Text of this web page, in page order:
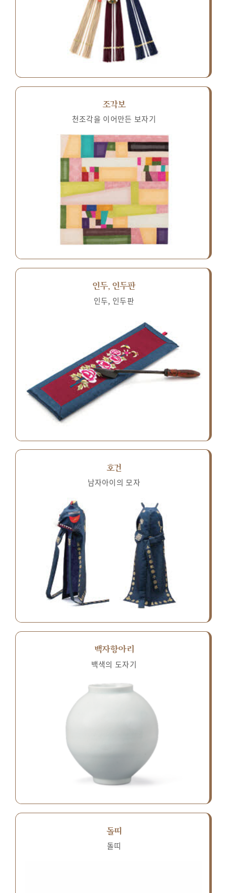
조각보
천조각을 이어만든 보자기
인두, 인두판
인두, 인두판
호건
남자아이의 모자
백자항아리
백색의 도자기
돌띠
돌띠